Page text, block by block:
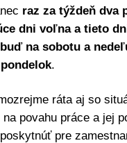
raz za týždeň dva
dni voľna a tieto
na sobotu a
.
ráta aj so
povahu práce a jej
pre